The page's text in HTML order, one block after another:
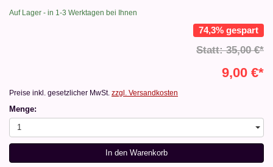
Auf Lager - in 1-3 Werktagen bei Ihnen
74,3% gespart
Statt: 35,00 €*
9,00 €*
Preise inkl. gesetzlicher MwSt. zzgl. Versandkosten
Menge:
1
In den Warenkorb